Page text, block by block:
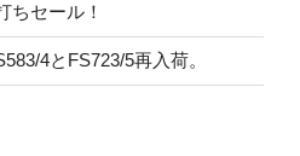
ちセール！
4とFS723/5再入荷。